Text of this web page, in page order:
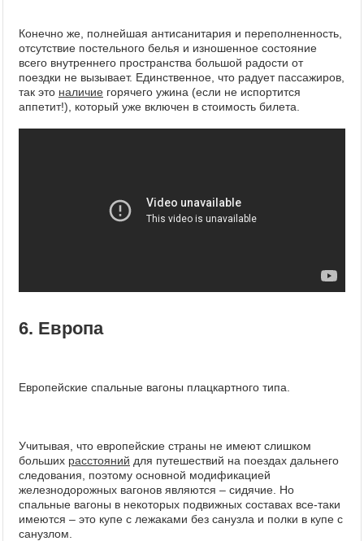
Конечно же, полнейшая антисанитария и переполненность,
отсутствие постельного белья и изношенное состояние
всего внутреннего пространства большой радости от
поездки не вызывает. Единственное, что радует пассажиров,
так это наличие горячего ужина (если не испортится
аппетит!), который уже включен в стоимость билета.
6. Европа
Европейские спальные вагоны плацкартного типа.
Учитывая, что европейские страны не имеют слишком
больших расстояний для путешествий на поездах дальнего
следования, поэтому основной модификацией
железнодорожных вагонов являются – сидячие. Но
спальные вагоны в некоторых подвижных составах все-таки
имеются – это купе с лежаками без санузла и полки в купе с
санузлом.